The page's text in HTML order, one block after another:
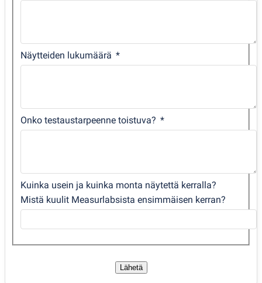
Näytteiden lukumäärä
Onko testaustarpeenne toistuva?
Kuinka usein ja kuinka monta näytettä kerralla?
Mistä kuulit Measurlabsista ensimmäisen kerran?
Lähetä